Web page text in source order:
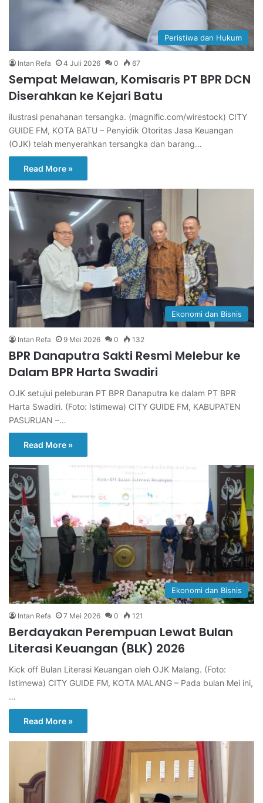
Peristiwa dan Hukum
Intan Refa 4 Juli 2026 0 67
Sempat Melawan, Komisaris PT BPR DCN
Diserahkan ke Kejari Batu
ilustrasi penahanan tersangka. (magnific.com/wirestock) CITY
GUIDE FM, KOTA BATU – Penyidik Otoritas Jasa Keuangan
(OJK) telah menyerahkan tersangka dan barang…
Read More »
Ekonomi dan Bisnis
Intan Refa 9 Mei 2026 0 132
BPR Danaputra Sakti Resmi Melebur ke
Dalam BPR Harta Swadiri
OJK setujui peleburan PT BPR Danaputra ke dalam PT BPR
Harta Swadiri. (Foto: Istimewa) CITY GUIDE FM, KABUPATEN
PASURUAN –…
Read More »
Ekonomi dan Bisnis
Intan Refa 7 Mei 2026 0 121
Berdayakan Perempuan Lewat Bulan
Literasi Keuangan (BLK) 2026
Kick off Bulan Literasi Keuangan oleh OJK Malang. (Foto:
Istimewa) CITY GUIDE FM, KOTA MALANG – Pada bulan Mei ini,
…
Read More »